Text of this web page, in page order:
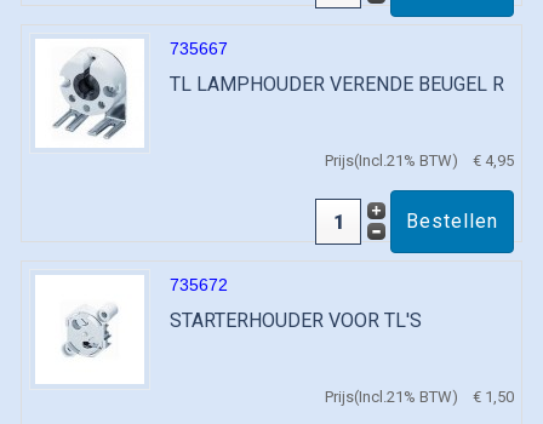
735667
TL LAMPHOUDER VERENDE BEUGEL R
Prijs(Incl.21% BTW) € 4,95
735672
STARTERHOUDER VOOR TL'S
Prijs(Incl.21% BTW) € 1,50